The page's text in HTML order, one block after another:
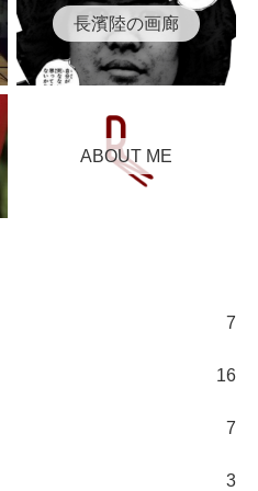
長濱陸の画廊
ABOUT ME
7
16
7
3